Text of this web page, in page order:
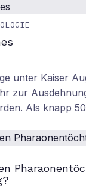
unter Kaiser
zur
Als knapp